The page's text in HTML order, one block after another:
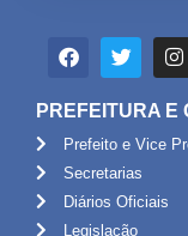
PREFEITURA E
Prefeito e Vice
Secretarias
Diários Oficiais
Legislação